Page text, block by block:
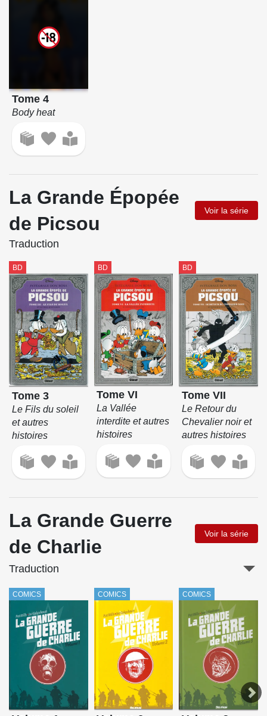
Tome 4
Body heat
La Grande Épopée
de Picsou
Voir la série
Traduction
BD
Tome 3
Le Fils du soleil
et autres
histoires
BD
Tome VI
La Vallée
interdite et autres
histoires
BD
Tome VII
Le Retour du
Chevalier noir et
autres histoires
La Grande Guerre
de Charlie
Voir la série
Traduction
COMICS COMICS COMICS